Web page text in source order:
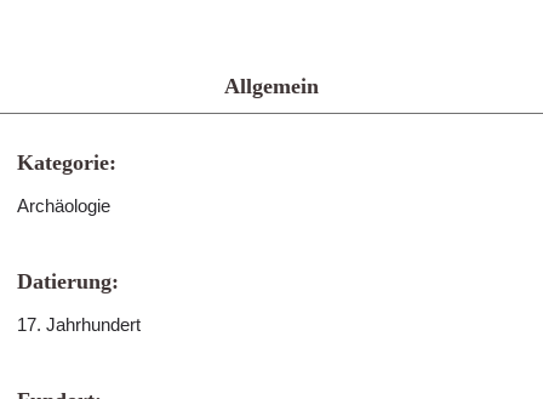
Allgemein
Kategorie:
Archäologie
Datierung:
17. Jahrhundert